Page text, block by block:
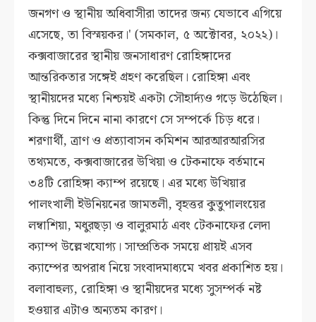
জনগণ ও স্থানীয় অধিবাসীরা তাদের জন্য যেভাবে এগিয়ে
এসেছে, তা বিস্ময়কর।' (সমকাল, ৫ অক্টোবর, ২০২২)।
কক্সবাজারের স্থানীয় জনসাধারণ রোহিঙ্গাদের
আন্তরিকতার সঙ্গেই গ্রহণ করেছিল। রোহিঙ্গা এবং
স্থানীয়দের মধ্যে নিশ্চয়ই একটা সৌহার্দ্যও গড়ে উঠেছিল।
কিন্তু দিনে দিনে নানা কারণে সে সম্পর্কে চিড় ধরে।
শরণার্থী, ত্রাণ ও প্রত্যাবাসন কমিশন আরআরআরসির
তথ্যমতে, কক্সবাজারের উখিয়া ও টেকনাফে বর্তমানে
৩৪টি রোহিঙ্গা ক্যাম্প রয়েছে। এর মধ্যে উখিয়ার
পালংখালী ইউনিয়নের জামতলী, বৃহত্তর কুতুপালংয়ের
লম্বাশিয়া, মধুরছড়া ও বালুরমাঠ এবং টেকনাফের লেদা
ক্যাম্প উল্লেখযোগ্য। সাম্প্রতিক সময়ে প্রায়ই এসব
ক্যাম্পের অপরাধ নিয়ে সংবাদমাধ্যমে খবর প্রকাশিত হয়।
বলাবাহুল্য, রোহিঙ্গা ও স্থানীয়দের মধ্যে সুসম্পর্ক নষ্ট
হওয়ার এটাও অন্যতম কারণ।